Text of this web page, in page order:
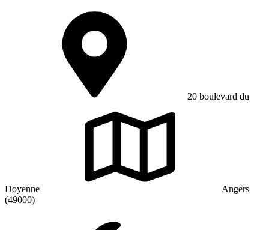
20 boulevard du
Doyenne
Angers
(49000)